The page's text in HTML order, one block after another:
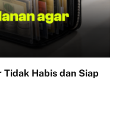
Habis dan Siap